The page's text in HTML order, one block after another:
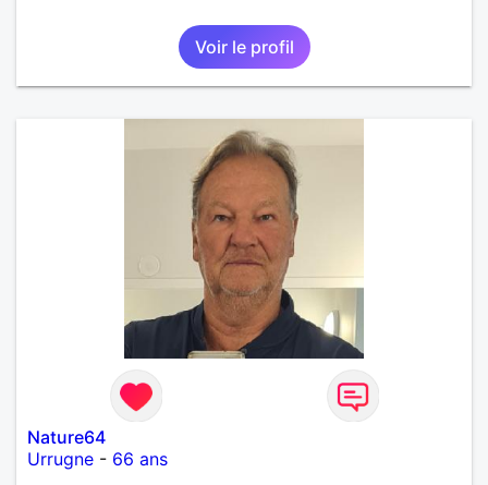
Voir le profil
Nature64
Urrugne - 66 ans